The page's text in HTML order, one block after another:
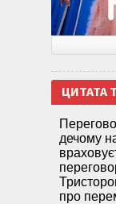
ЦИТАТА
дечому
про